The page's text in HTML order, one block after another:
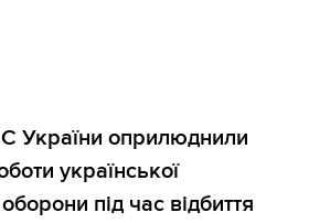
України оприлюднили
української
під час відбиття